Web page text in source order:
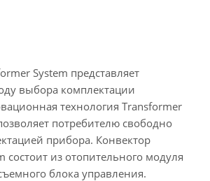
System представляет
выбора комплектации
технология Transformer
потребителю свободно
прибора. Конвектор
состоит из отопительного модуля
блока управления.